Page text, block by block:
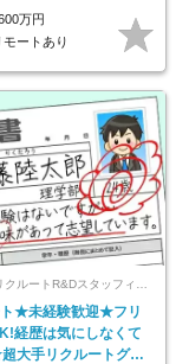
万円
モートあり
ト★未経験歓迎★フリ
経歴は気にしなくて
大手リクルートグル